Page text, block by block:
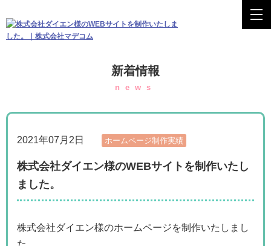
新着情報
news
2021年07月2日 ホームページ制作実績
株式会社ダイエン様のWEBサイトを制作いたし
ました。
株式会社ダイエン様のホームページを制作いたしまし
た。